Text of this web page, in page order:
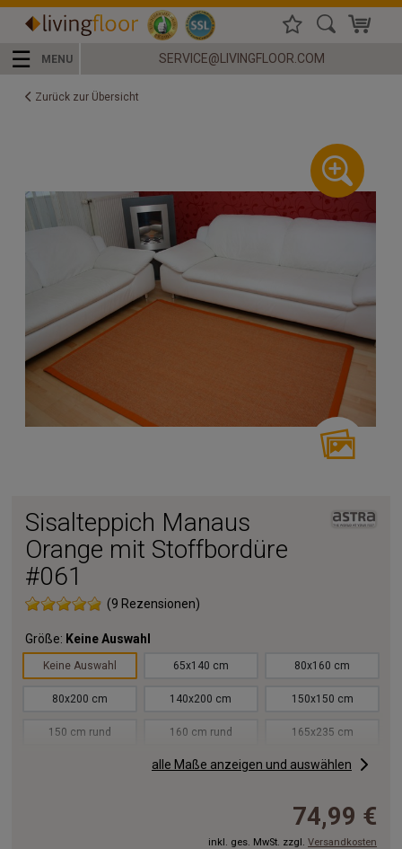
☰ MENU SERVICE@LIVINGFLOOR.COM
Zurück zur Übersicht
Sisalteppich Manaus
Orange mit Stoffbordüre
#061
(9 Rezensionen)
Größe: Keine Auswahl
Keine Auswahl 65x140 cm 80x160 cm
80x200 cm 140x200 cm 150x150 cm
150 cm rund 160 cm rund 165x235 cm
200 cm rund 200x250 cm
300x300 cm
alle Maße anzeigen und auswählen
74,99 €
inkl. ges. MwSt. zzgl. Versandkosten